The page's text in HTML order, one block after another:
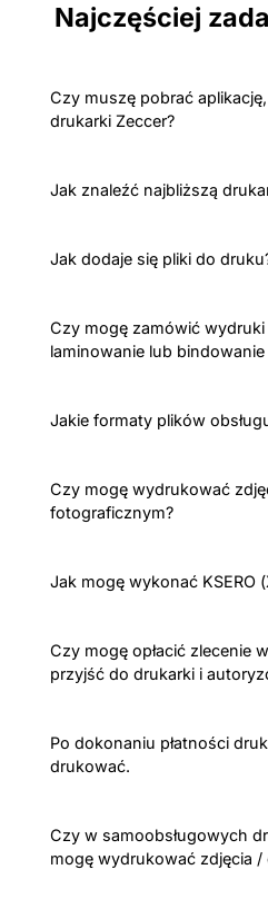
Najczęściej
Czy muszę pobrać
drukarki Zeccer?
Jak znaleźć najbliższą
Jak dodaje się pliki do
Czy mogę zamówić
laminowanie lub
Jakie formaty plików
Czy mogę wydrukować
fotograficznym?
Jak mogę wykonać KSERO
Czy mogę opłacić zlecenie
przyjść do drukarki i
Po dokonaniu płatności
drukować.
Czy w samoobsługowych
mogę wydrukować zdjęcia /